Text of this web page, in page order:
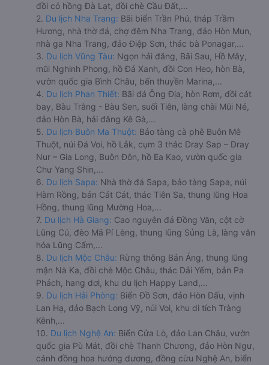
đồi cỏ hồng Đà Lạt, đồi chè Cầu Đất,...
2. Du lịch Nha Trang: Bãi biển Trần Phú, tháp Trầm
Hương, nhà thờ đá, chợ đêm Nha Trang, đảo Hòn Mun,
nhà ga Nha Trang, đảo Điệp Sơn, thác bà Ponagar,...
3. Du lịch Vũng Tàu: Ngọn hải đăng, Bãi Sau, Hồ Mây,
mũi Nghinh Phong, hồ Đá Xanh, đồi Con Heo, hòn Bà,
vườn quốc gia Bình Châu, bến thuyền Marina,...
4. Du lịch Phan Thiết: Bãi đá Ông Địa, hòn Rơm, đồi cát
bay, Bàu Trắng - Bàu Sen, suối Tiên, làng chài Mũi Né,
đảo Hòn Bà, hải đăng Kê Gà,...
5. Du lịch Buôn Ma Thuột: Bảo tàng cà phê Buôn Mê
Thuột, núi Đá Voi, hồ Lắk, cụm 3 thác Dray Sap – Dray
Nur – Gia Long, Buôn Đôn, hồ Ea Kao, vườn quốc gia
Chư Yang Shin,...
6. Du lịch Sapa: Nhà thờ đá Sapa, bảo tàng Sapa, núi
Hàm Rồng, bản Cát Cát, thác Tiên Sa, thung lũng Hoa
Hồng, thung lũng Mường Hoa,...
7. Du lịch Hà Giang: Cao nguyên đá Đồng Văn, cột cờ
Lũng Cú, đèo Mã Pí Lèng, thung lũng Sủng Là, làng văn
hóa Lũng Cẩm,...
8. Du lịch Mộc Châu: Rừng thông Bản Áng, thung lũng
mận Nà Ka, đồi chè Mộc Châu, thác Dải Yếm, bản Pa
Phách, hang dơi, khu du lịch Happy Land,...
9. Du lịch Hải Phòng: Biển Đồ Sơn, đảo Hòn Dấu, vịnh
Lan Hạ, đảo Bạch Long Vỹ, núi Voi, khu di tích Tràng
Kênh,...
10. Du lịch Nghệ An: Biển Cửa Lò, đảo Lan Châu, vườn
quốc gia Pù Mát, đồi chè Thanh Chương, đảo Hòn Ngư,
cánh đồng hoa hướng dương, đồng cừu Nghệ An, biển